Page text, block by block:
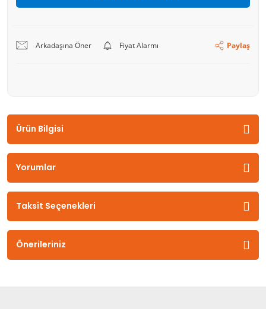
Arkadaşına Öner Fiyat Alarmı Paylaş
Ürün Bilgisi
Yorumlar
Taksit Seçenekleri
Önerileriniz